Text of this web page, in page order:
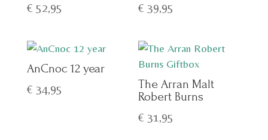
€ 52,95
€ 39,95
AnCnoc 12 year
€ 34,95
The Arran Malt
Robert Burns
€ 31,95